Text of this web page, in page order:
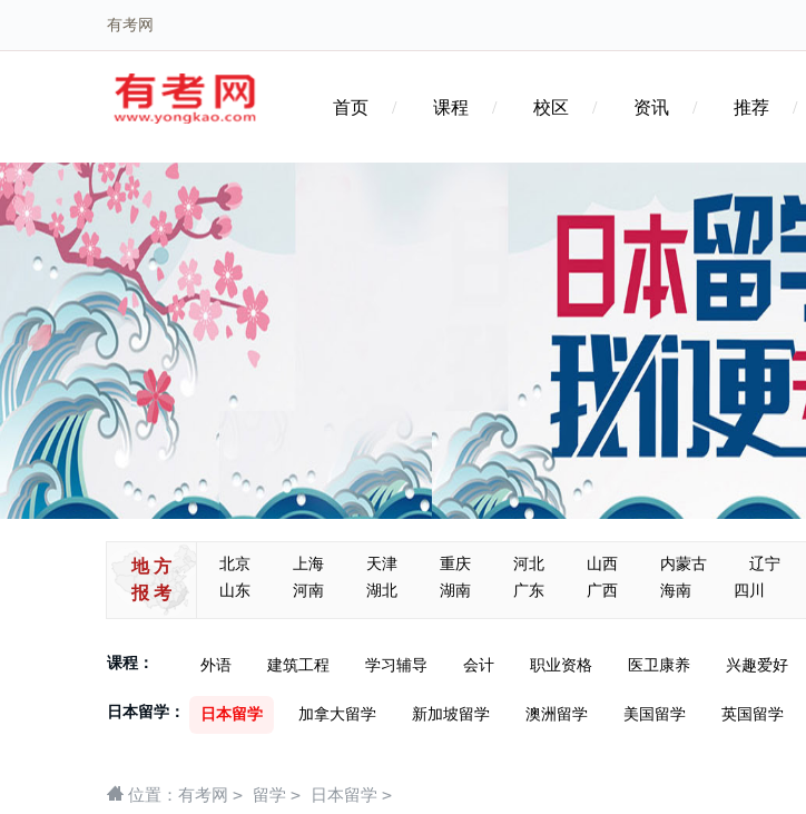
有考网
首页 课程 校区 资讯 推荐
地 方
报 考
北京 上海 天津 重庆 河北 山西 内蒙古 辽宁
山东
河南 湖北 湖南 广东 广西 海南 四川
课程： 外语 建筑工程 学习辅导 会计 职业资格 医卫康养 兴趣爱好
日本留学： 日本留学 加拿大留学 新加坡留学 澳洲留学 美国留学 英国留学
位置： 有考网 > 留学 > 日本留学 >